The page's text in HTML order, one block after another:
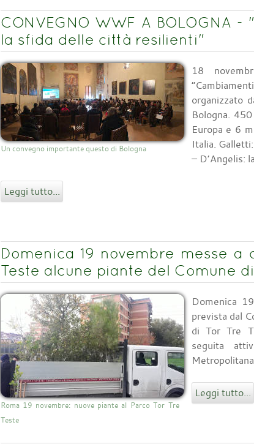
CONVEGNO WWF A BOLOGNA
la sfida delle città resilienti"
Un convegno importante questo di Bologna
18
organizzato
Bologna.
Europa e 6
Italia.
– D’Angelis:
Leggi tutto...
Domenica 19 novembre messe a
Teste alcune piante del Comune
Roma 19 novembre: nuove piante al Parco Tor Tre
Teste
Domenica
prevista dal
di Tor Tre
seguita
Leggi tutto...